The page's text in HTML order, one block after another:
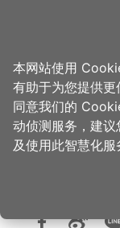
首页 > 想去的地方 >
碧园餐
本网站使用
有助于为您提供
同意我们的
动侦测服务，建
及使用此智慧化服